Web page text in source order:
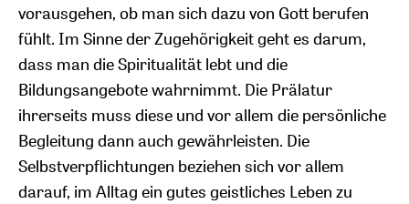
vorausgehen, ob man sich dazu von Gott berufen
fühlt. Im Sinne der Zugehörigkeit geht es darum,
dass man die Spiritualität lebt und die
Bildungsangebote wahrnimmt. Die Prälatur
ihrerseits muss diese und vor allem die persönliche
Begleitung dann auch gewährleisten. Die
Selbstverpflichtungen beziehen sich vor allem
darauf, im Alltag ein gutes geistliches Leben zu